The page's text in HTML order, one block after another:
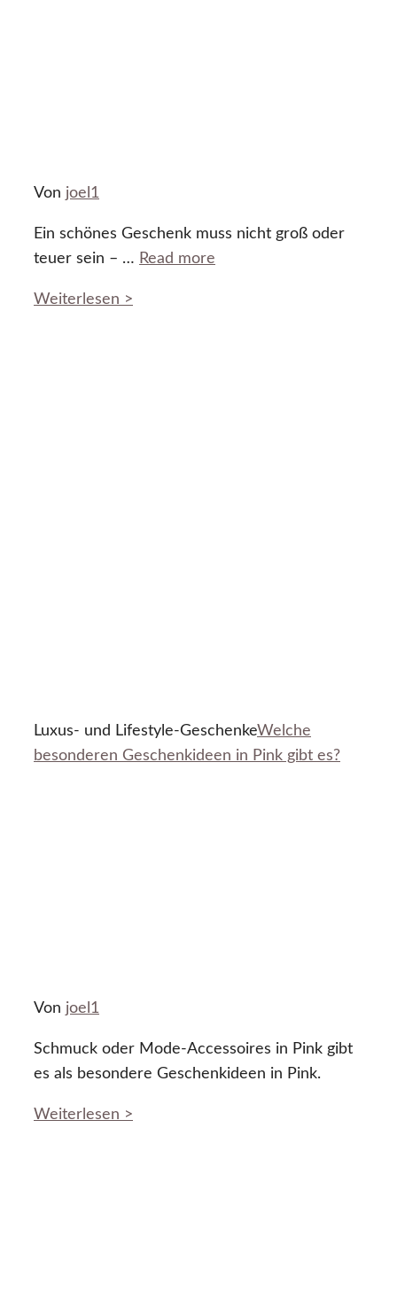
Von joel1
Ein schönes Geschenk muss nicht groß oder
teuer sein – … Read more
Weiterlesen >
Luxus- und Lifestyle-GeschenkeWelche
besonderen Geschenkideen in Pink gibt es?
Von joel1
Schmuck oder Mode-Accessoires in Pink gibt
es als besondere Geschenkideen in Pink.
Weiterlesen >